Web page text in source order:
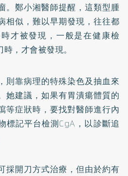
。鄭小湘醫師提醒，這類型腫
相似，難以早期發現，往往都
才被發現，一般是在健康檢
，才會被發現。
則靠病理的特殊染色及抽血來
她建議，如果有胃潰瘍體質的
等症狀時，要找對醫師進行內
標記平台檢測CgA，以診斷追
採開刀方式治療，但由於約有